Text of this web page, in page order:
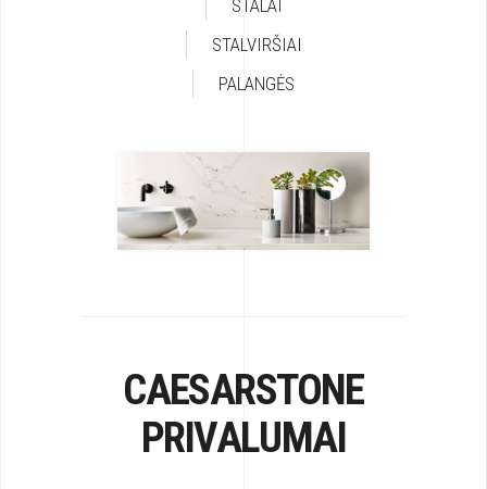
STALAI
STALVIRŠIAI
PALANGĖS
CAESARSTONE
PRIVALUMAI